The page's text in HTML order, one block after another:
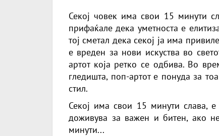
Секој човек има свои 15 минути
прифаќале дека уметноста е
тој сметал дека секој ја има
е вреден за нови искуства во
артот која ретко се одбива. Во
гледишта, поп-артот е понуда за
стил.
Секој има свои 15 минути слава, е
доживува за важен и битен, ако
минути...